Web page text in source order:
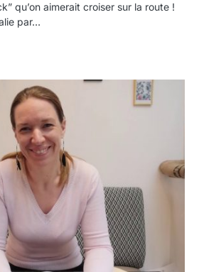
qu’on aimerait croiser sur la route !
par…